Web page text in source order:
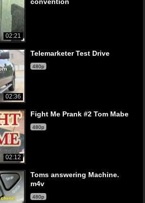
02:21
02:36
Telemarketer Test Drive
480p
02:12
Fight Me Prank #2 Tom Mabe
480p
Toms answering Machine.
m4v
480p